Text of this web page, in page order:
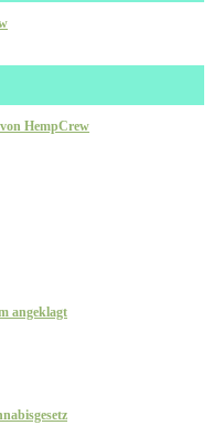
HempCrew
angeklagt